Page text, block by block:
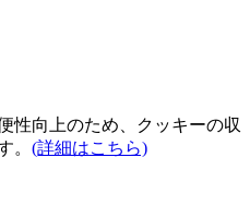
性向上のため、クッキーの収
。 (詳細はこちら)